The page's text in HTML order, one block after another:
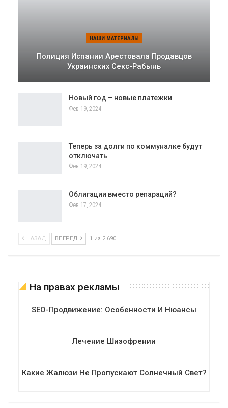
НАШИ МАТЕРИАЛЫ
Полиция Испании Арестовала Продавцов
Украинских Секс-Рабынь
Новый год – новые платежки
Фев 19, 2024
Теперь за долги по коммуналке будут
отключать
Фев 19, 2024
Облигации вместо репараций?
Фев 17, 2024
НАЗАД ВПЕРЕД 1 из 2 690
На правах рекламы
SEO-Продвижение: Особенности И Нюансы
Лечение Шизофрении
Какие Жалюзи Не Пропускают Солнечный Свет?